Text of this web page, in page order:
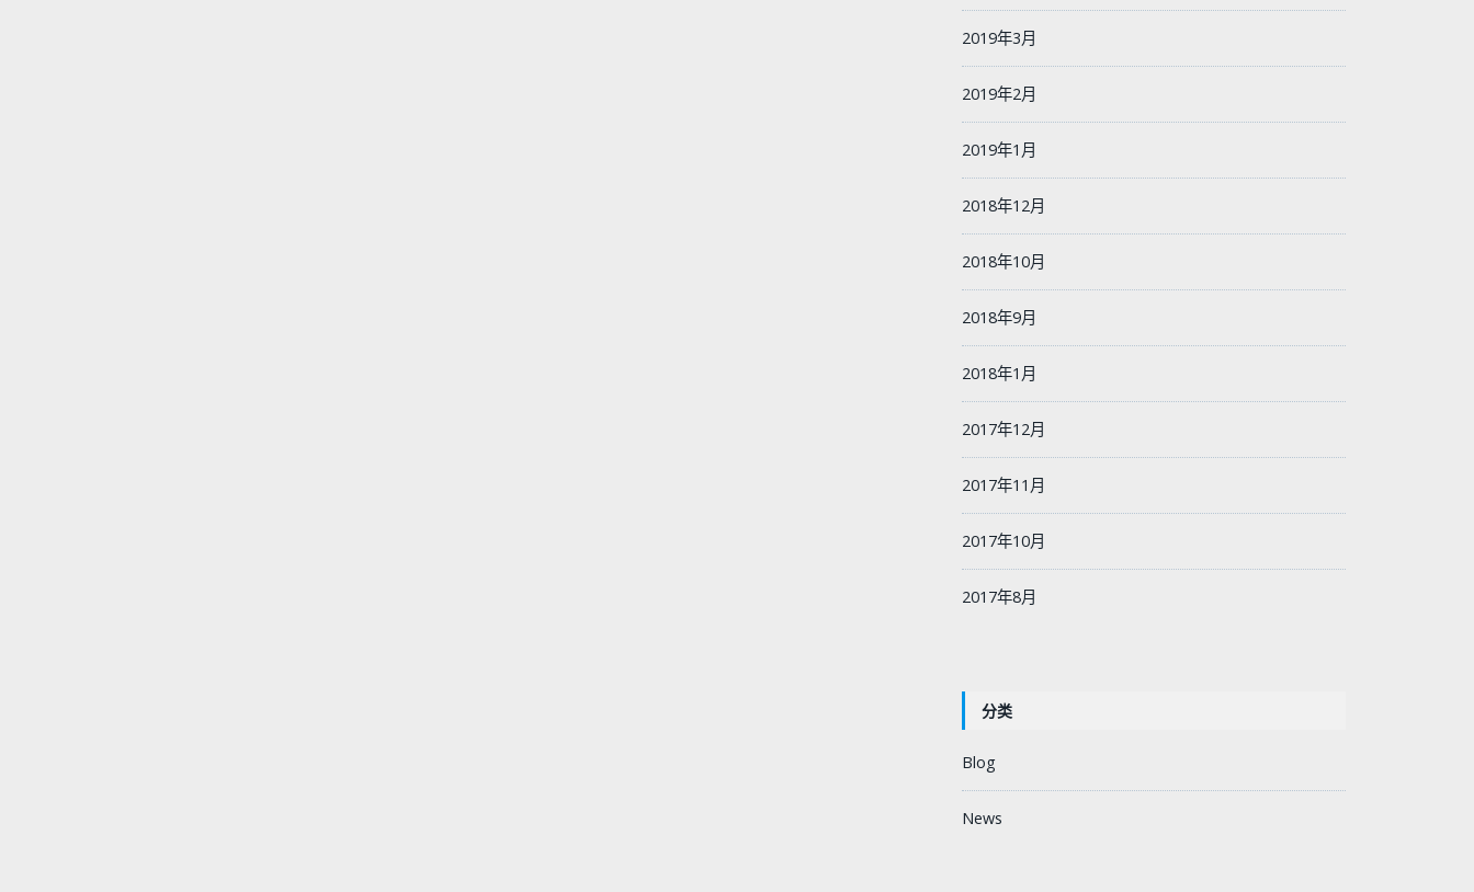
2019年3月
2019年2月
2019年1月
2018年12月
2018年10月
2018年9月
2018年1月
2017年12月
2017年11月
2017年10月
2017年8月
分类
Blog
News